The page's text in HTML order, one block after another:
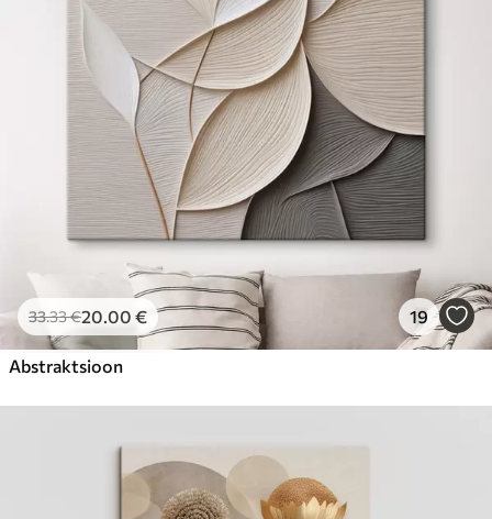
Hind Alates .00
33.33€20.00 € 19
Abstraktsioon